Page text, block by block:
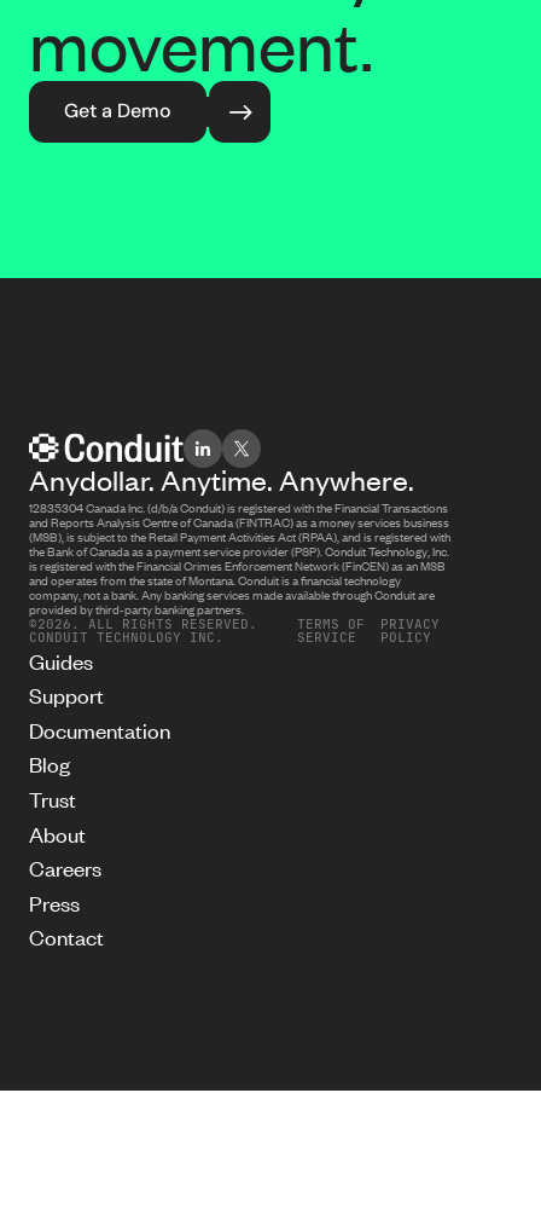
movement.
Get a Demo
Anydollar. Anytime. Anywhere.
12835304 Canada Inc. (d/b/a Conduit) is registered with the Financial Transactions
and Reports Analysis Centre of Canada (FINTRAC) as a money services business
(MSB), is subject to the Retail Payment Activities Act (RPAA), and is registered with
the Bank of Canada as a payment service provider (PSP). Conduit Technology, Inc.
is registered with the Financial Crimes Enforcement Network (FinCEN) as an MSB
and operates from the state of Montana. Conduit is a financial technology
company, not a bank. Any banking services made available through Conduit are
provided by third-party banking partners.
©2026. ALL RIGHTS RESERVED.
CONDUIT TECHNOLOGY INC.
TERMS OF
SERVICE
PRIVACY
POLICY
Guides
Support
Documentation
Blog
Trust
About
Careers
Press
Contact